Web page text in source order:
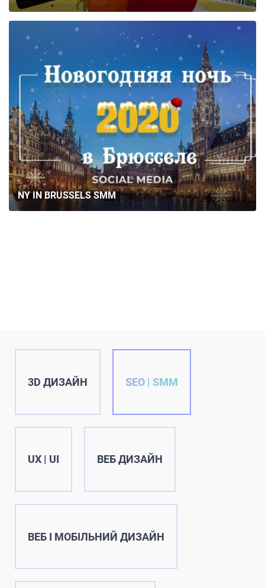
3D ДИЗАЙН SEO | SMM
UX | UI ВЕБ ДИЗАЙН
ВЕБ І МОБІЛЬНИЙ ДИЗАЙН
NY IN BRUSSELS SMM
КАР’ЄРА
КОНТАКТИ